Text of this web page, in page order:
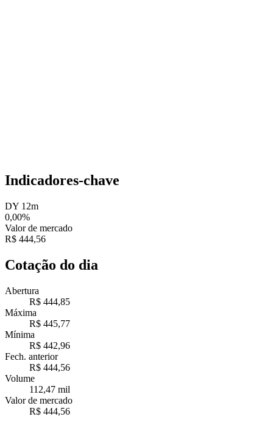
Indicadores-chave
DY 12m
0,00%
Valor de mercado
R$ 444,56
Cotação do dia
Abertura
R$ 444,85
Máxima
R$ 445,77
Mínima
R$ 442,96
Fech. anterior
R$ 444,56
Volume
112,47 mil
Valor de mercado
R$ 444,56